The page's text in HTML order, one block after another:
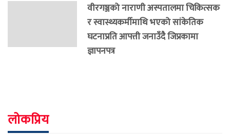
वीरगञ्जको नाराणी अस्पतालमा चिकित्सक
र स्वास्थ्यकर्मीमाथि भएको सांकेतिक
घटनाप्रति आपत्ती जनाउँदै जिप्रकामा
ज्ञापनपत्र
लोकप्रिय